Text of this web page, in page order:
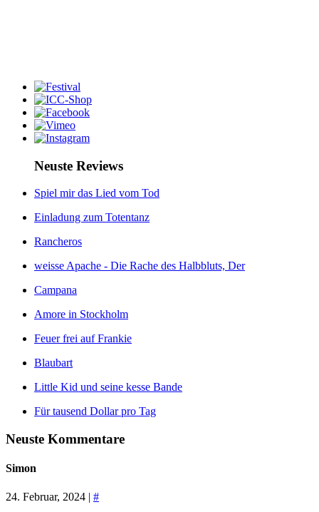
Neuste Reviews
Spiel mir das Lied vom Tod
Einladung zum Totentanz
Rancheros
weisse Apache - Die Rache des Halbbluts, Der
Campana
Amore in Stockholm
Feuer frei auf Frankie
Blaubart
Little Kid und seine kesse Bande
Für tausend Dollar pro Tag
Neuste Kommentare
Simon
24. Februar, 2024 | #